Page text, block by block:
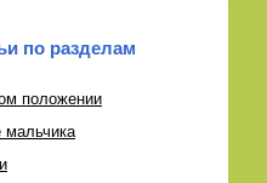
по разделам
положении
мальчика